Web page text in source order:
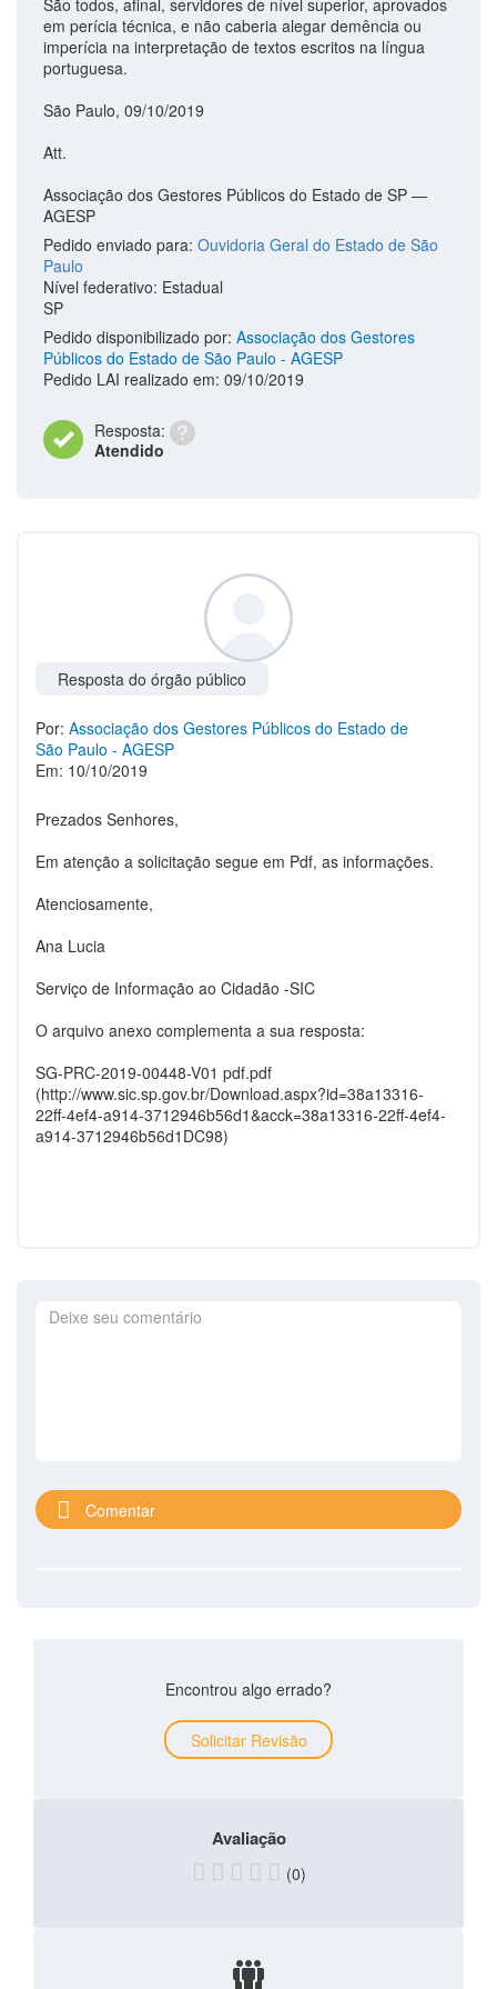
São todos, afinal, servidores de nível superior, aprovados
em perícia técnica, e não caberia alegar demência ou
imperícia na interpretação de textos escritos na língua
portuguesa.
São Paulo, 09/10/2019
Att.
Associação dos Gestores Públicos do Estado de SP —
AGESP
Pedido enviado para: Ouvidoria Geral do Estado de São
Paulo
Nível federativo: Estadual
SP
Pedido disponibilizado por: Associação dos Gestores
Públicos do Estado de São Paulo - AGESP
Pedido LAI realizado em: 09/10/2019
Resposta:
Atendido
Resposta do órgão público
Por: Associação dos Gestores Públicos do Estado de
São Paulo - AGESP
Em: 10/10/2019
Prezados Senhores,
Em atenção a solicitação segue em Pdf, as informações.
Atenciosamente,
Ana Lucia
Serviço de Informação ao Cidadão -SIC
O arquivo anexo complementa a sua resposta:
SG-PRC-2019-00448-V01 pdf.pdf
(http://www.sic.sp.gov.br/Download.aspx?id=38a13316-
22ff-4ef4-a914-3712946b56d1&acck=38a13316-22ff-4ef4-
a914-3712946b56d1DC98)
Comentar
Encontrou algo errado?
Solicitar Revisão
Avaliação
(0)